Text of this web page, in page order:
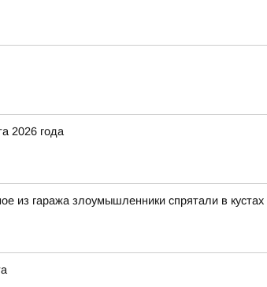
2026 года
из гаража злоумышленники спрятали в кустах